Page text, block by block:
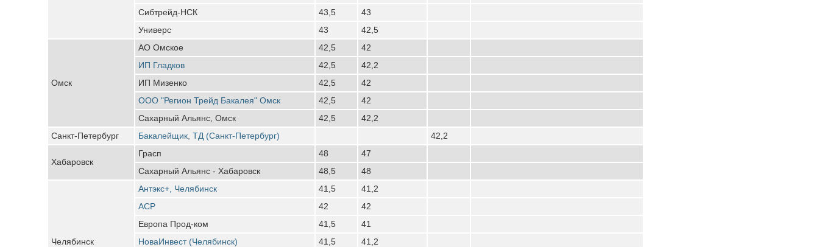
Сибтрейд-НСК
43,5
43
Универс
43 42,5
Омск
АО Омское 42,5
42
ИП Гладков
42,5
42,2
ИП Мизенко
42,5
42
ООО "Регион Трейд Бакалея" Омск
42,5
42
Сахарный Альянс, Омск
42,5
42,2
Санкт-Петербург
Бакалейщик, ТД (Санкт-Петербург) 42,2
Хабаровск
Грасп 48
47
Сахарный Альянс - Хабаровск
48,5 48
Челябинск
Антэкс+, Челябинск 41,5
41,2
АСР
42
42
Европа Прод-ком
41,5
41
НоваИнвест (Челябинск)
41,5
41,2